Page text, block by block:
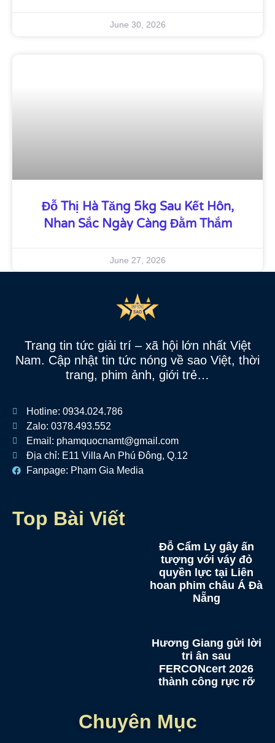
June 30, 2026
Đỗ Thị Hà Tăng 5kg Sau Kết Hôn,
Nhan Sắc Ngày Càng Đằm Thắm
June 27, 2026
Trang tin tức giải trí – xã hội lớn nhất Việt
Nam. Cập nhật tin tức nóng về sao Việt, thời
trang, phim ảnh, giới trẻ…
Hotline: 0934.024.786
Zalo: 0378.493.552
Email: phamquocnamt@gmail.com
Địa chỉ: E11 Villa An Phú Đông, Q.12
Fanpage: Phạm Gia Media
Top Bài Viết
Đỗ Cẩm Ly gây ấn
tượng với váy đỏ
quyền lực tại Liên
hoan phim châu Á Đà
Nẵng
Hương Giang gửi lời
tri ân sau
FERCONcert 2026
thành công rực rỡ
Chuyên Mục